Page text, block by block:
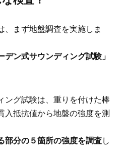
、まず地盤調査を実施しま
デン式サウンディング試験」
ング試験は、重りを付けた棒
入抵抗値から地盤の強度を測
部分の５箇所の強度を調査し